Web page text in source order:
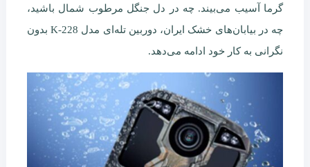
گرما آسیب می‌بیند. چه در دل جنگل مرطوب شمال باشید،
چه در بیابان‌های خشک ایران، دوربین تله‌ای مدل K-228 بدون
نگرانی به کار خود ادامه می‌دهد.